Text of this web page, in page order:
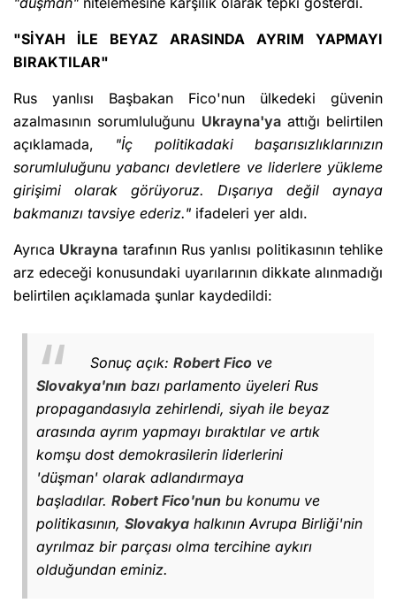
"SİYAH İLE BEYAZ ARASINDA AYRIM YAPMAYI
BIRAKTILAR"
Rus yanlısı Başbakan Fico'nun ülkedeki güvenin
azalmasının sorumluluğunu Ukrayna'yaattığı belirtilen
açıklamada, "İç politikadaki başarısızlıklarınızın
sorumluluğunu yabancı devletlere ve liderlere yükleme
girişimi olarak görüyoruz. Dışarıya değil aynaya
bakmanızı tavsiye ederiz." ifadeleri yer aldı.
Ayrıca Ukrayna tarafının Rus yanlısı politikasının tehlike
arz edeceği konusundaki uyarılarının dikkate alınmadığı
belirtilen açıklamada şunlar kaydedildi:
Sonuç açık: Robert Fico ve
Slovakya'nın bazı parlamento üyeleri Rus
propagandasıyla zehirlendi, siyah ile beyaz
arasında ayrım yapmayı bıraktılar ve artık
komşu dost demokrasilerin liderlerini
'düşman' olarak adlandırmaya
başladılar. Robert Fico'nun bu konumu ve
politikasının, Slovakya halkının Avrupa Birliği'nin
ayrılmaz bir parçası olma tercihine aykırı
olduğundan eminiz.